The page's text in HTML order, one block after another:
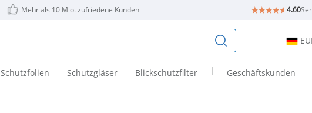
Mehr als 10 Mio. zufriedene Kunden 4.60
Schutzfolien Schutzgläser Blickschutzfilter | Geschäftskunden